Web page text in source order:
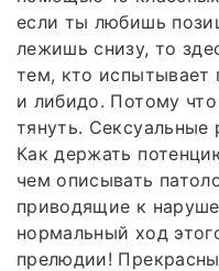
если ты любишь
лежишь снизу, то
тем, кто
и либидо. Потому
тянуть.
Как держать
чем описывать
приводящие к
нормальный ход
прелюдии!